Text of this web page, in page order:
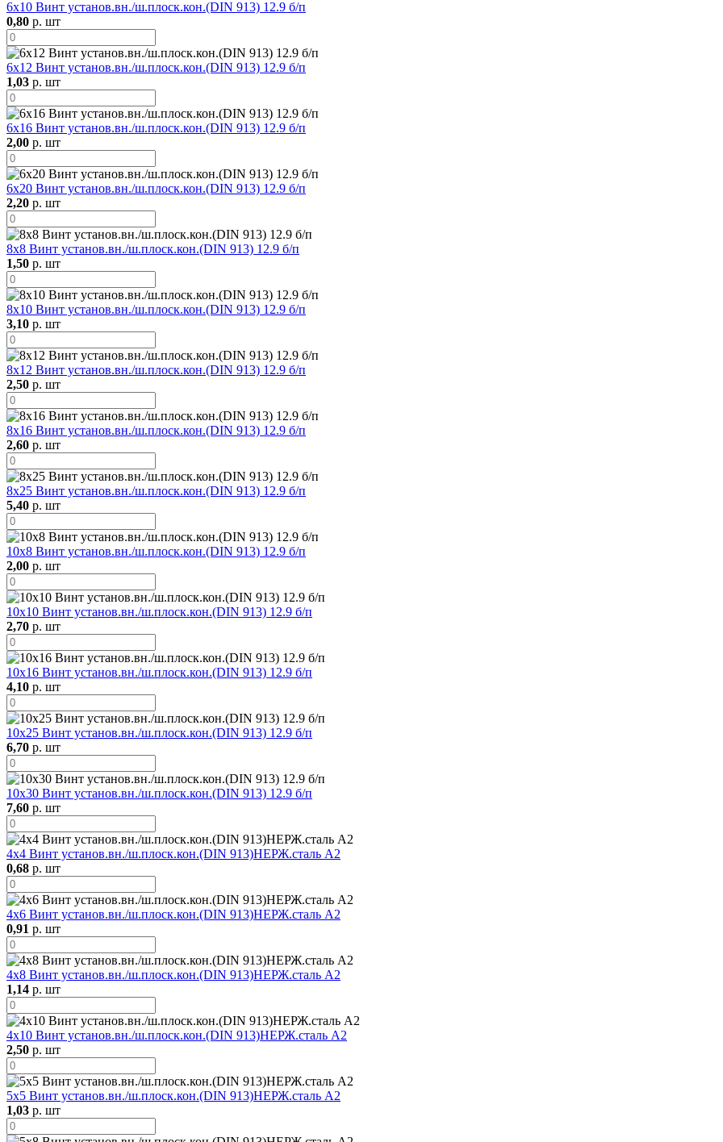
6х10 Винт установ.вн./ш.плоск.кон.(DIN 913) 12.9 б/п
0,80 р. шт
6х12 Винт установ.вн./ш.плоск.кон.(DIN 913) 12.9 б/п
1,03 р. шт
6х16 Винт установ.вн./ш.плоск.кон.(DIN 913) 12.9 б/п
2,00 р. шт
6х20 Винт установ.вн./ш.плоск.кон.(DIN 913) 12.9 б/п
2,20 р. шт
8х8 Винт установ.вн./ш.плоск.кон.(DIN 913) 12.9 б/п
1,50 р. шт
8х10 Винт установ.вн./ш.плоск.кон.(DIN 913) 12.9 б/п
3,10 р. шт
8х12 Винт установ.вн./ш.плоск.кон.(DIN 913) 12.9 б/п
2,50 р. шт
8х16 Винт установ.вн./ш.плоск.кон.(DIN 913) 12.9 б/п
2,60 р. шт
8х25 Винт установ.вн./ш.плоск.кон.(DIN 913) 12.9 б/п
5,40 р. шт
10х8 Винт установ.вн./ш.плоск.кон.(DIN 913) 12.9 б/п
2,00 р. шт
10х10 Винт установ.вн./ш.плоск.кон.(DIN 913) 12.9 б/п
2,70 р. шт
10х16 Винт установ.вн./ш.плоск.кон.(DIN 913) 12.9 б/п
4,10 р. шт
10х25 Винт установ.вн./ш.плоск.кон.(DIN 913) 12.9 б/п
6,70 р. шт
10х30 Винт установ.вн./ш.плоск.кон.(DIN 913) 12.9 б/п
7,60 р. шт
4х4 Винт установ.вн./ш.плоск.кон.(DIN 913)НЕРЖ.сталь А2
0,68 р. шт
4х6 Винт установ.вн./ш.плоск.кон.(DIN 913)НЕРЖ.сталь А2
0,91 р. шт
4х8 Винт установ.вн./ш.плоск.кон.(DIN 913)НЕРЖ.сталь А2
1,14 р. шт
4х10 Винт установ.вн./ш.плоск.кон.(DIN 913)НЕРЖ.сталь А2
2,50 р. шт
5х5 Винт установ.вн./ш.плоск.кон.(DIN 913)НЕРЖ.сталь А2
1,03 р. шт